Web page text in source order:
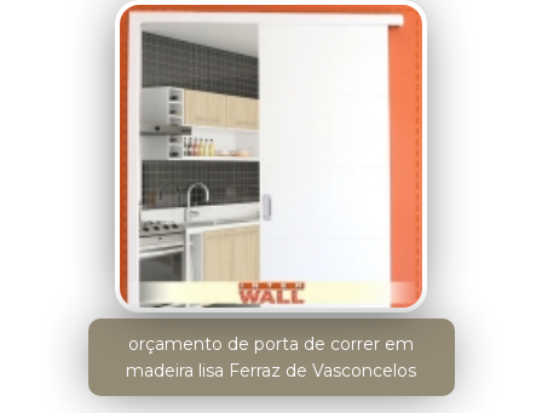
orçamento de porta de correr em
madeira lisa Ferraz de Vasconcelos